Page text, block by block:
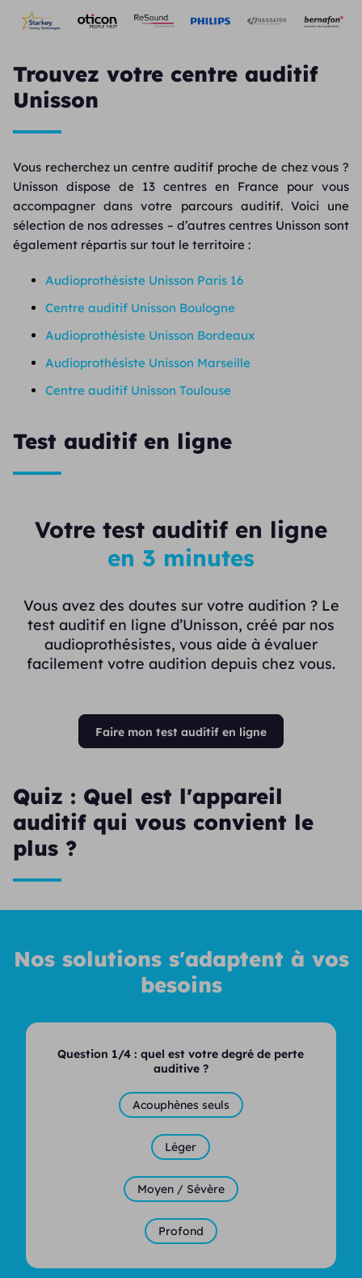
Trouvez votre centre auditif
Unisson
Vous recherchez un centre auditif proche de chez vous ?
Unisson dispose de 13 centres en France pour vous
accompagner dans votre parcours auditif. Voici une
sélection de nos adresses – d’autres centres Unisson sont
également répartis sur tout le territoire :
Audioprothésiste Unisson Paris 16
Centre auditif Unisson Boulogne
Audioprothésiste Unisson Bordeaux
Audioprothésiste Unisson Marseille
Centre auditif Unisson Toulouse
Test auditif en ligne
Votre test auditif en ligne
en 3 minutes
Vous avez des doutes sur votre audition ? Le
test auditif en ligne d’Unisson, créé par nos
audioprothésistes, vous aide à évaluer
facilement votre audition depuis chez vous.
Faire mon test auditif en ligne
Quiz : Quel est l'appareil
auditif qui vous convient le
plus ?
Nos solutions s'adaptent à vos
besoins
Question 1/4 : quel est votre degré de perte
auditive ?
Acouphènes seuls
Léger
Moyen / Sévère
Profond